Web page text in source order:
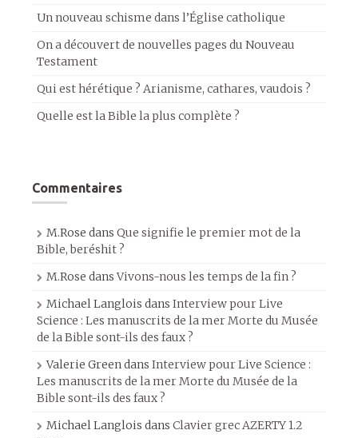
Un nouveau schisme dans l’Église catholique
On a découvert de nouvelles pages du Nouveau
Testament
Qui est hérétique ? Arianisme, cathares, vaudois ?
Quelle est la Bible la plus complète ?
Commentaires
M.Rose dans Que signifie le premier mot de la
Bible, beréshit ?
M.Rose dansVivons-nous les temps de la fin ?
Michael Langlois dans Interview pour Live
Science : Les manuscrits de la mer Morte du Musée
de la Bible sont-ils des faux ?
Valerie Greendans Interview pour Live Science :
Les manuscrits de la mer Morte du Musée de la
Bible sont-ils des faux ?
Michael Langlois dans Clavier grec AZERTY 1.2